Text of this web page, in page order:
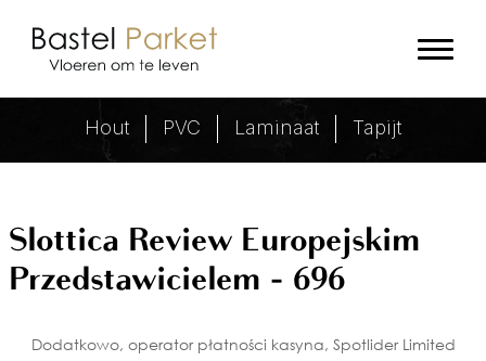
Slottica Review Europejskim
Hout PVC Laminaat Tapijt
Slottica Review Europejskim
Przedstawicielem - 696
Dodatkowo, operator płatności kasyna, Spotlider Limited